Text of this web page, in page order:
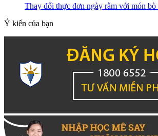
Thay đổi thực đơn ngày rằm với món
Ý kiến của bạn